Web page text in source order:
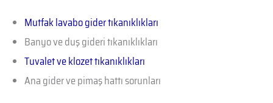
Mutfak lavabo gider tıkanıklıkları
Banyo ve duş gideri tıkanıklıkları
Tuvalet ve klozet tıkanıklıkları
Ana gider ve pimaş hattı sorunları